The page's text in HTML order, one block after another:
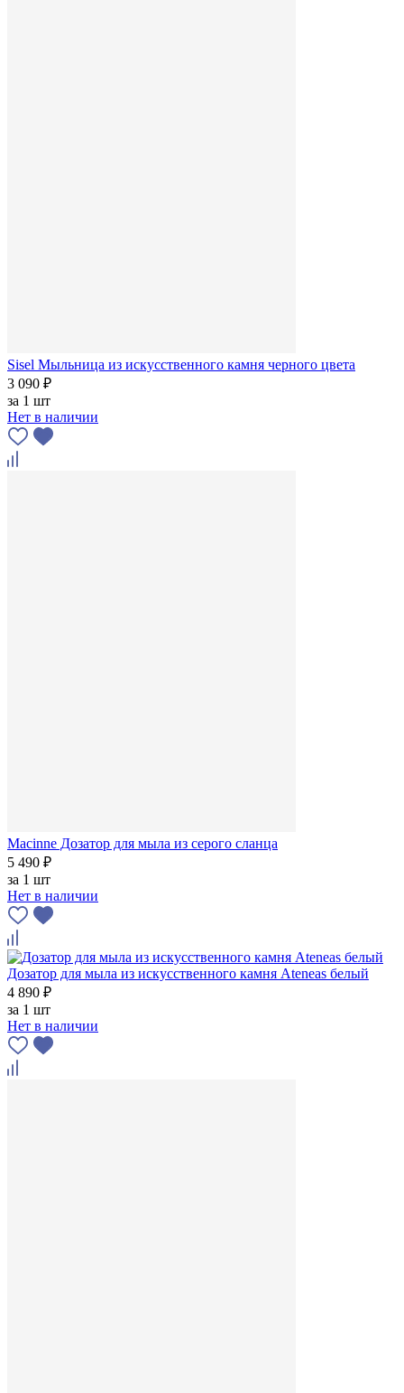
Sisel Мыльница из искусственного камня черного цвета
3 090 ₽
за 1 шт
Нет в наличии
Macinne Дозатор для мыла из серого сланца
5 490 ₽
за 1 шт
Нет в наличии
Дозатор для мыла из искусственного камня Ateneas белый
4 890 ₽
за 1 шт
Нет в наличии